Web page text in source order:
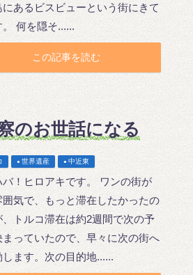
にあるビスビューという街にきて
。 何を隠そ......
この記事を読む
のお世話になる
世界遺産 中近東
バ！ヒロアキです。 ワンの街が
囲気で、もっと滞在したかったの
、トルコ滞在は約2週間で次の予
まっていたので、早々に次の街へ
します。次の目的地......